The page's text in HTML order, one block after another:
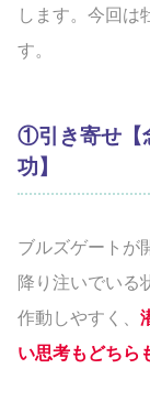
します。今回は
す。
①引き寄せ【
功】
ブルズゲートが
降り注いでいる
作動しやすく、
い思考もどちら